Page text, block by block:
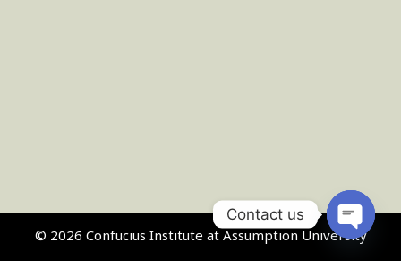
© 2026 Confucius Institute at Assumption University
Contact us
Open